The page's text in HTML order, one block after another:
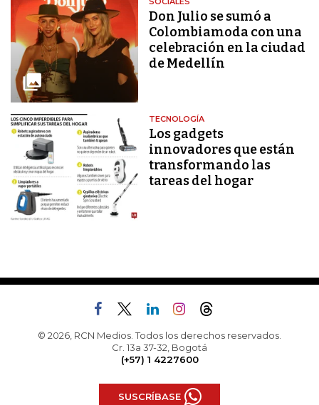
Don Julio se sumó a
Colombiamoda con una
celebración en la ciudad
de Medellín
TECNOLOGÍA
Los gadgets
innovadores que están
transformando las
tareas del hogar
© 2026, RCN Medios. Todos los derechos reservados.
Cr. 13a 37-32, Bogotá
(+57) 1 4227600
SUSCRÍBASE